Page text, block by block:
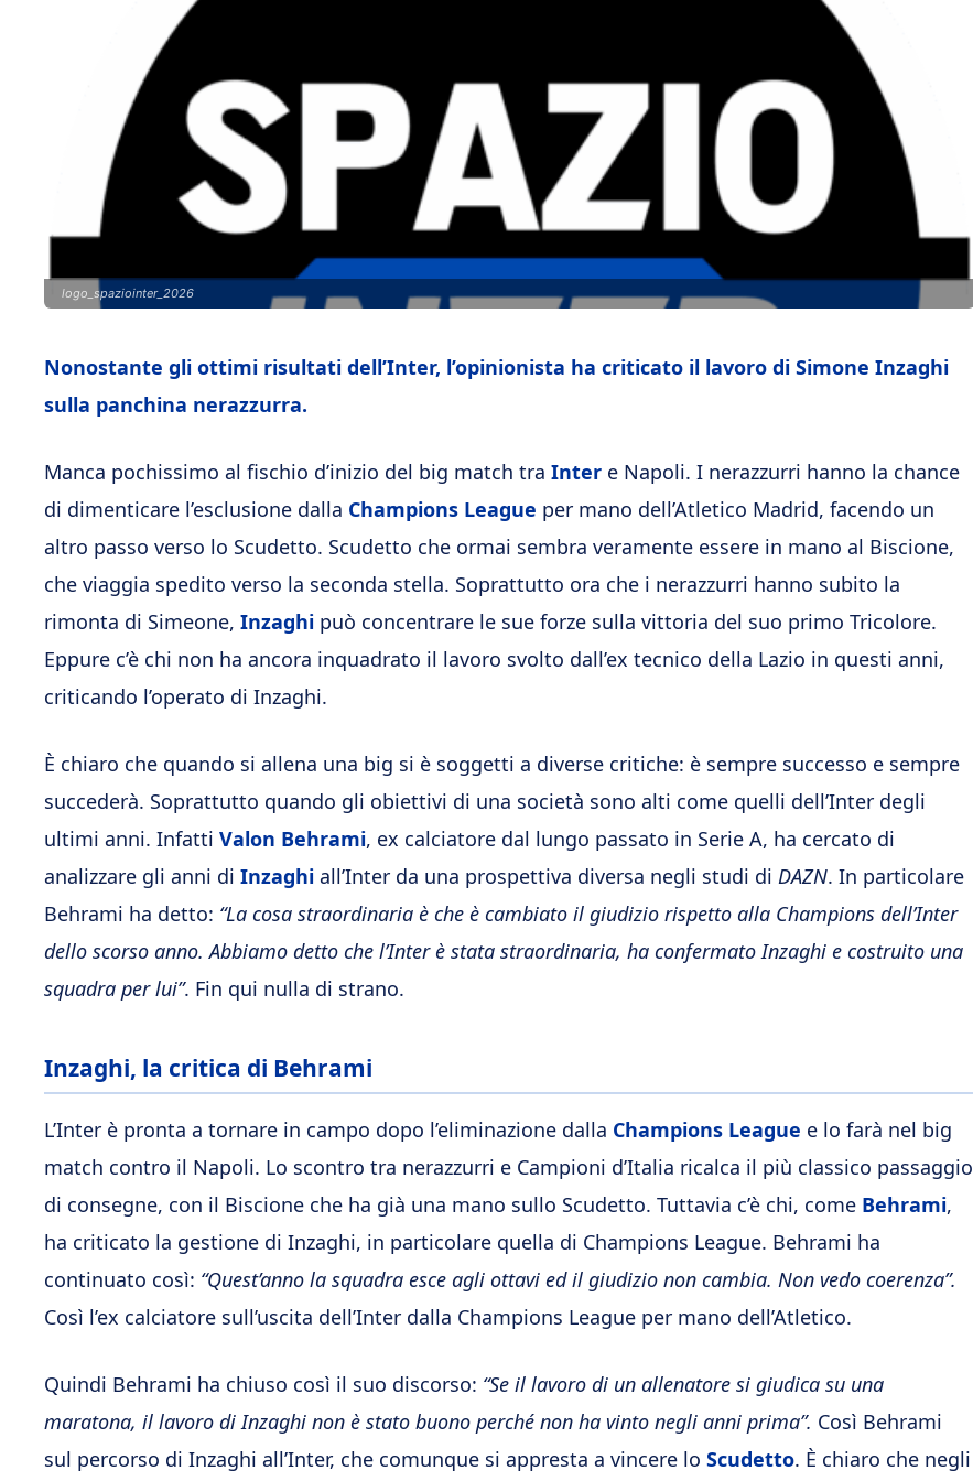
logo_spaziointer_2026
Nonostante gli ottimi risultati dell’Inter, l’opinionista ha criticato il lavoro di Simone Inzaghi
sulla panchina nerazzurra.
Manca pochissimo al fischio d’inizio del big match tra Inter e Napoli. I nerazzurri hanno la chance
di dimenticare l’esclusione dalla Champions League per mano dell’Atletico Madrid, facendo un
altro passo verso lo Scudetto. Scudetto che ormai sembra veramente essere in mano al Biscione,
che viaggia spedito verso la seconda stella. Soprattutto ora che i nerazzurri hanno subito la
rimonta di Simeone, Inzaghi può concentrare le sue forze sulla vittoria del suo primo Tricolore.
Eppure c’è chi non ha ancora inquadrato il lavoro svolto dall’ex tecnico della Lazio in questi anni,
criticando l’operato di Inzaghi.
È chiaro che quando si allena una big si è soggetti a diverse critiche: è sempre successo e sempre
succederà. Soprattutto quando gli obiettivi di una società sono alti come quelli dell’Inter degli
ultimi anni. Infatti Valon Behrami, ex calciatore dal lungo passato in Serie A, ha cercato di
analizzare gli anni di Inzaghi all’Inter da una prospettiva diversa negli studi di DAZN. In particolare
Behrami ha detto: “La cosa straordinaria è che è cambiato il giudizio rispetto alla Champions dell’Inter
dello scorso anno. Abbiamo detto che l’Inter è stata straordinaria, ha confermato Inzaghi e costruito una
squadra per lui”. Fin qui nulla di strano.
Inzaghi, la critica di Behrami
L’Inter è pronta a tornare in campo dopo l’eliminazione dalla Champions League e lo farà nel big
match contro il Napoli. Lo scontro tra nerazzurri e Campioni d’Italia ricalca il più classico passaggio
di consegne, con il Biscione che ha già una mano sullo Scudetto. Tuttavia c’è chi, come Behrami,
ha criticato la gestione di Inzaghi, in particolare quella di Champions League. Behrami ha
continuato così: “Quest’anno la squadra esce agli ottavi ed il giudizio non cambia. Non vedo coerenza”.
Così l’ex calciatore sull’uscita dell’Inter dalla Champions League per mano dell’Atletico.
Quindi Behrami ha chiuso così il suo discorso: “Se il lavoro di un allenatore si giudica su una
maratona, il lavoro di Inzaghi non è stato buono perché non ha vinto negli anni prima”. Così Behrami
sul percorso di Inzaghi all’Inter, che comunque si appresta a vincere lo Scudetto. È chiaro che negli